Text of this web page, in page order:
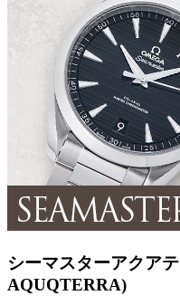
シーマスターアクア
AQUQTERRA)